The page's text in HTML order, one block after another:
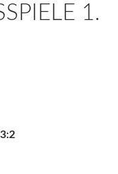
1.
3:2